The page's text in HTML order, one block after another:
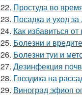
22. Простуда во
23. Посадка и уход
24. Как избавиться
25. Болезни и
26. Болезни туи и
27. Дезинфекция
28. Гвоздика на
29. Виноград эфиоп